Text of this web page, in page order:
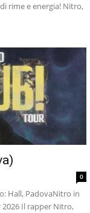
rime e energia! Nitro,
0
Hall, PadovaNitro in
Il rapper Nitro,